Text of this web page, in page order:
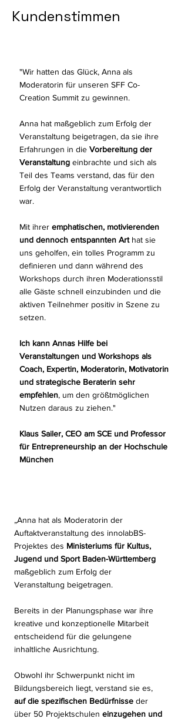
Kundenstimmen
"Wir hatten das Glück, Anna als
Moderatorin für unseren SFF Co-
Creation Summit zu gewinnen.
Anna hat maßgeblich zum Erfolg der
Veranstaltung beigetragen, da sie ihre
Erfahrungen in die Vorbereitung der
Veranstaltung einbrachte und sich als
Teil des Teams verstand, das für den
Erfolg der Veranstaltung verantwortlich
war.
Mit ihrer emphatischen, motivierenden
und dennoch entspannten Art hat sie
uns geholfen, ein tolles Programm zu
definieren und dann während des
Workshops durch ihren Moderationsstil
alle Gäste schnell einzubinden und die
aktiven Teilnehmer positiv in Szene zu
setzen.
Ich kann Annas Hilfe bei
Veranstaltungen und Workshops als
Coach, Expertin, Moderatorin, Motivatorin
und strategische Beraterin sehr
empfehlen, um den größtmöglichen
Nutzen daraus zu ziehen."
Klaus Sailer, CEO am SCE und Professor
für Entrepreneurship an der Hochschule
München
„Anna hat als Moderatorin der
Auftaktveranstaltung des innolabBS-
Projektes des Ministeriums für Kultus,
Jugend und Sport Baden-Württemberg
maßgeblich zum Erfolg der
Veranstaltung beigetragen.
Bereits in der Planungsphase war ihre
kreative und konzeptionelle Mitarbeit
entscheidend für die gelungene
inhaltliche Ausrichtung.
Obwohl ihr Schwerpunkt nicht im
Bildungsbereich liegt, verstand sie es,
auf die spezifischen Bedürfnisse der
über 50 Projektschulen einzugehen und